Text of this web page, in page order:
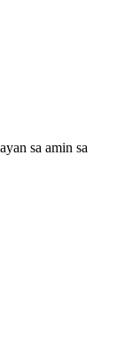
sa amin sa